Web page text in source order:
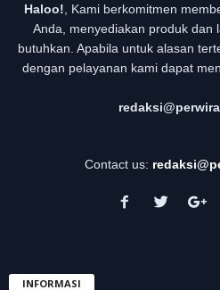
Haloo! , Kami berkomitmen
Anda, menyediakan produk dan
butuhkan. Apabila untuk alasan
dengan pelayanan kami dapat
Contact us:
INFORMASI